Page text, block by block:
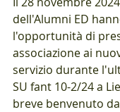
dell'Alumni ED
l'opportunità di
associazione ai
servizio durante
SU fant 10-2/24 a
breve benvenuto